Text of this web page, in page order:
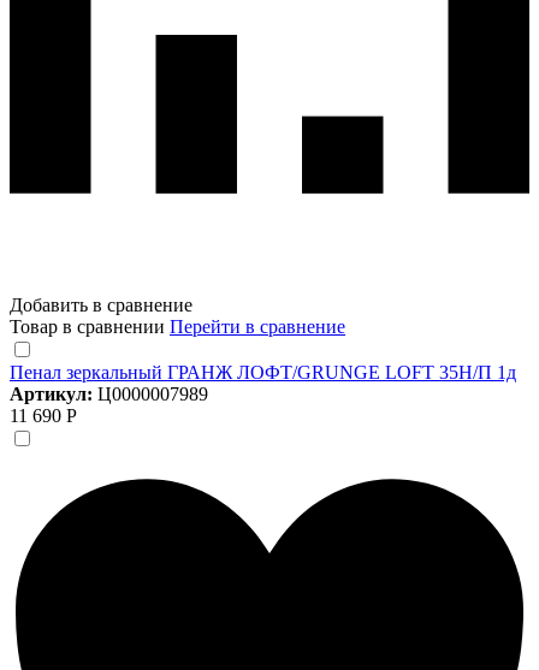
Добавить в сравнение
Товар в сравнении Перейти в сравнение
Пенал зеркальный ГРАНЖ ЛОФТ/GRUNGE LOFT 35Н/П 1д
Артикул: Ц0000007989
11 690 Р